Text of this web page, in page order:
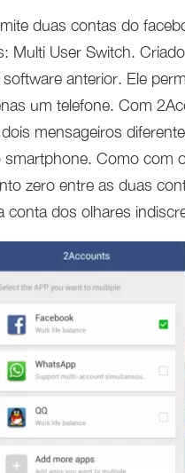
duas contas do
Multi User Switch.
anterior. Ele
um telefone. Com
mensageiros
Como com
zero entre as duas
conta dos olhares